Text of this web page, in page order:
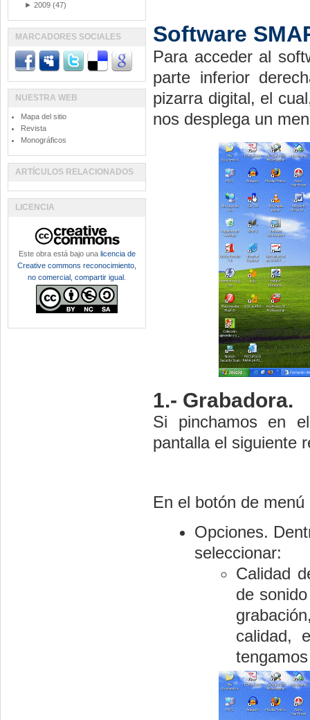
Software
Para acceder al
parte inferior
pizarra digital, el
nos desplega un
1.- Grabadora.
Si pinchamos en
pantalla el siguiente
En el botón de
Opciones.
seleccionar:
Calidad
de
calidad,
► 2009 (47)
MARCADORES SOCIALES
NUESTRA WEB
Mapa del sitio
Revista
Monográficos
ARTÍCULOS RELACIONADOS
LICENCIA
Este obra está bajo una licencia de
Creative commons reconocimiento,
no comercial, compartir igual